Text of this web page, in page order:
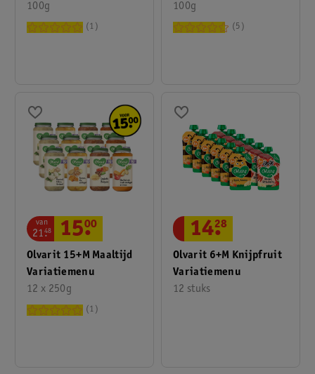
100g
1
Knijpfruit
100g
5
Olvarit 15+M Maaltijd
Variatiemenu
12 x 250g
van
21.
48 15.
00
1
Olvarit 6+M Knijpfruit
Variatiemenu
12 stuks
14.
28